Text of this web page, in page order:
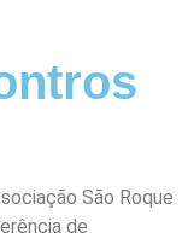
São Roque
de